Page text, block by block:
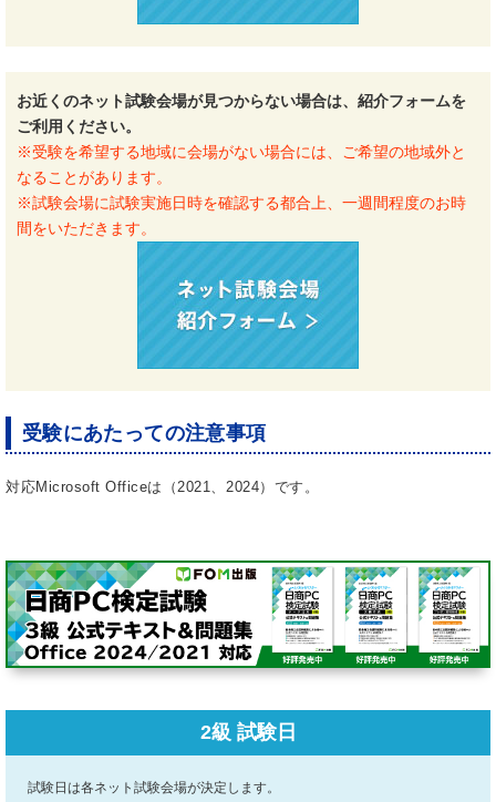
お近くのネット試験会場が見つからない場合は、紹介フォームを
ご利用ください。
※受験を希望する地域に会場がない場合には、ご希望の地域外と
なることがあります。
※試験会場に試験実施日時を確認する都合上、一週間程度のお時
間をいただきます。
受験にあたっての注意事項
対応Microsoft Officeは（2021、2024）です。
2級 試験日
試験日は各ネット試験会場が決定します。